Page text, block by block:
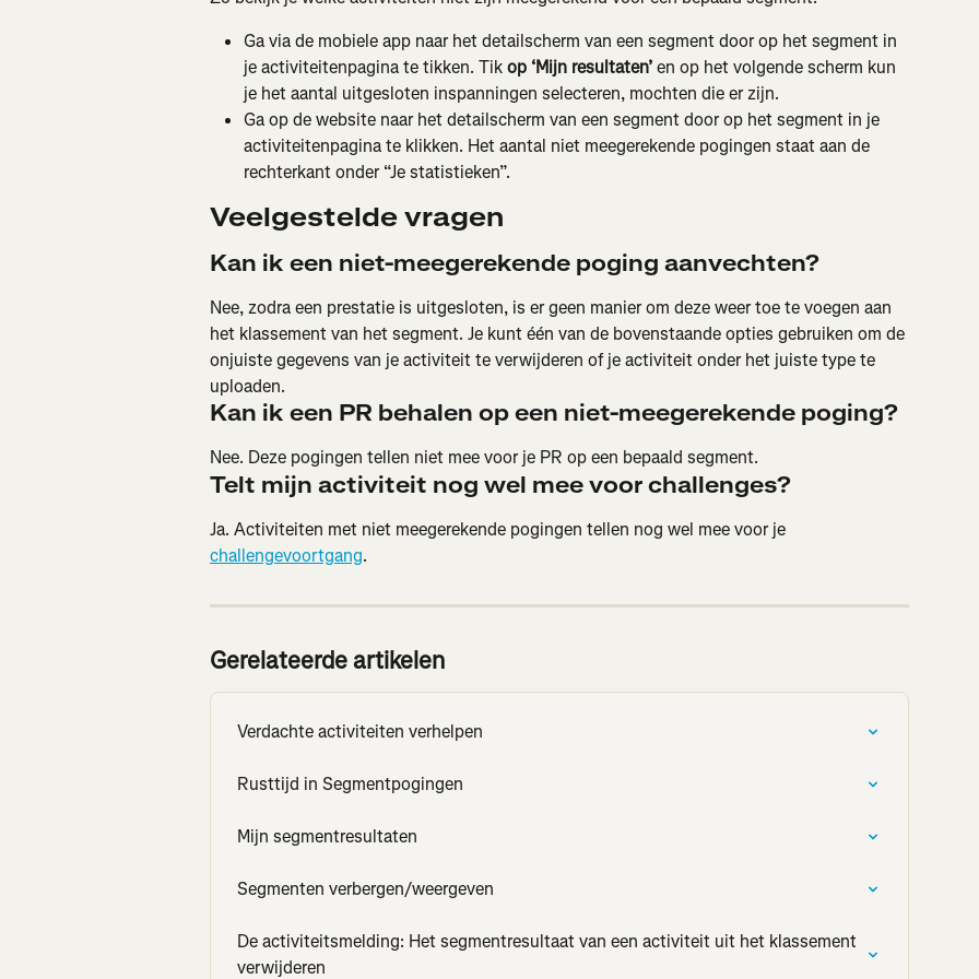
Ga via de mobiele app naar het detailscherm van een segment door op het segment in
je activiteitenpagina te tikken. Tik op ‘Mijn resultaten’ en op het volgende scherm kun
je het aantal uitgesloten inspanningen selecteren, mochten die er zijn.
Ga op de website naar het detailscherm van een segment door op het segment in je
activiteitenpagina te klikken. Het aantal niet meegerekende pogingen staat aan de
rechterkant onder “Je statistieken”.
Veelgestelde vragen
Kan ik een niet-meegerekende poging aanvechten?
Nee, zodra een prestatie is uitgesloten, is er geen manier om deze weer toe te voegen aan
het klassement van het segment. Je kunt één van de bovenstaande opties gebruiken om de
onjuiste gegevens van je activiteit te verwijderen of je activiteit onder het juiste type te
uploaden.
Kan ik een PR behalen op een niet-meegerekende poging?
Nee. Deze pogingen tellen niet mee voor je PR op een bepaald segment.
Telt mijn activiteit nog wel mee voor challenges?
Ja. Activiteiten met niet meegerekende pogingen tellen nog wel mee voor je
challengevoortgang.
Gerelateerde artikelen
Verdachte activiteiten verhelpen
Rusttijd in Segmentpogingen
Mijn segmentresultaten
Segmenten verbergen/weergeven
De activiteitsmelding: Het segmentresultaat van een activiteit uit het klassement
verwijderen